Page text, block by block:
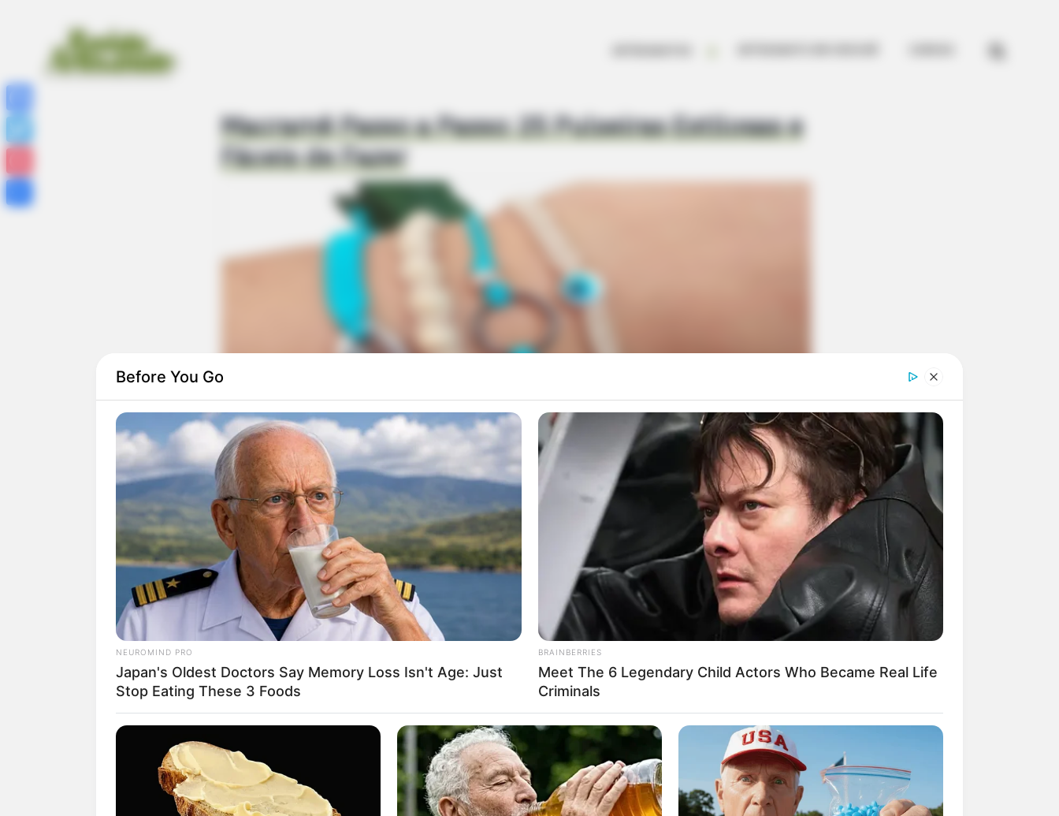
Macramê Passo a Passo: 25 Pulseiras Estilosas e
Fáceis de Fazer
você
tem –
macramê passo a passoe sobre suas
Você se recorda?
Essa é uma técnica de tecelagem milenar que pode ser feita por qualquer pessoa, já que
não precisa de nenhuma ferramenta para ser produzida. Bastam as suas mãos, paciência e
muita criatividade!
Além disso, ela pode dar origem a muitos objetos úteis e decorativos, que vão desde os
Pinterest
Before You Go
NEUROMIND PRO
Japan's Oldest Doctors Say Memory Loss Isn't Age: Just
Stop Eating These 3 Foods
BRAINBERRIES
Meet The 6 Legendary Child Actors Who Became Real Life
Criminals
Mystery Solved: Here's Why These 9 Actors Left Their TV